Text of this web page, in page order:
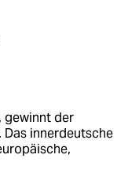
gewinnt der
Das innerdeutsche